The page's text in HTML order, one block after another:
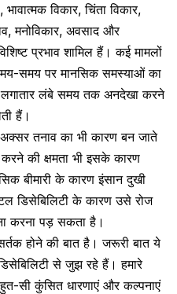
भावात्मक विकार,चिंता विकार,
, मनोविकार, अवसादऔर
प्रभाव शामिल हैं। कई मामलों
समय पर मानसिक समस्याओं का
लगातार लंबे समय तक अनदेखा करने
हैं।
तनाव का भी कारण बन जाते
की क्षमता भी इसके कारण
बीमारी के कारण इंसान दुखी
डिसेबिलिटी के कारण उसे रोज
करना पड़ सकता है।
होने की बात है। जरूरी बात ये
से जुझ रहे हैं। हमारे
सी कुंसित धारणाएं और कल्पनाएं